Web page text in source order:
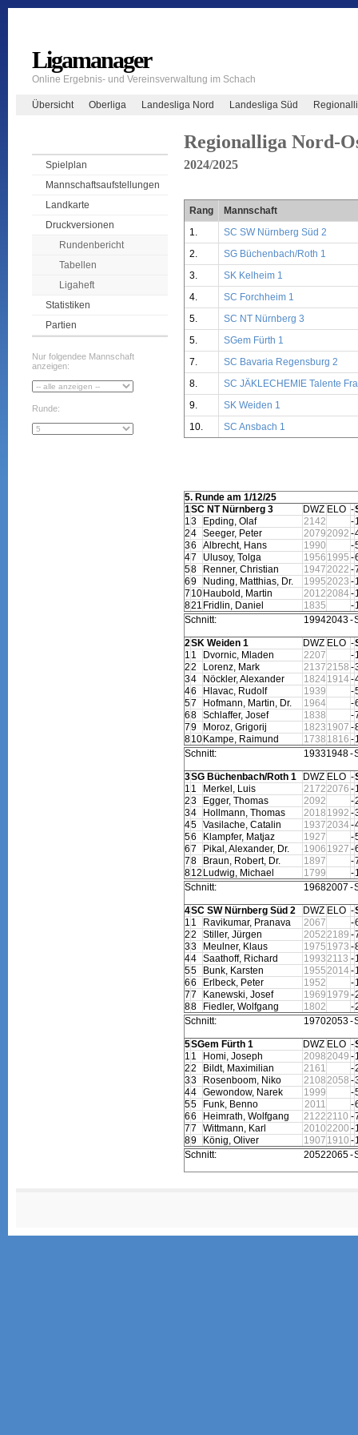
Ligamanager
Online Ergebnis- und Vereinsverwaltung im Schach
Übersicht Oberliga Landesliga Nord Landesliga Süd
Spielplan
Mannschaftsaufstellungen
Landkarte
Druckversionen
Rundenbericht
Tabellen
Ligaheft
Statistiken
Partien
Nur folgendee Mannschaft
anzeigen:
Runde:
Regionalliga Nord-
2024/2025
Rang
Mannschaft
1.
SC SW Nürnberg Süd 2
2.
SG Büchenbach/Roth 1
3.
SK Kelheim 1
4.
SC Forchheim 1
5.
SC NT Nürnberg 3
5.
SGem Fürth 1
7.
SC Bavaria Regensburg 2
8.
SC JÄKLECHEMIE Talente
9.
SK Weiden 1
10.
SC Ansbach 1
5. Runde am 1/12/25
1SC NT Nürnberg 3 DWZ ELO -
1 3 Epding, Olaf 2142 -
24 Seeger, Peter 2079 2092 -
36 Albrecht, Hans 1990 -
47 Ulusoy, Tolga 1956 1995 -
58 Renner, Christian 1947 2022 -
69 Nuding, Matthias, Dr. 1995 2023 -
7 10Haubold, Martin 2012 2084-
821 Fridlin, Daniel 1835 -
Schnitt:
19942043-
2SK Weiden 1 DWZ ELO -
1 1 Dvornic, Mladen 2207 -
22 Lorenz, Mark 2137 2158 -
34 Nöckler, Alexander 18241914-
46 Hlavac, Rudolf 1939 -
57 Hofmann, Martin, Dr. 1964 -
68 Schlaffer, Josef 1838 -
79 Moroz, Grigorij 1823 1907 -
810Kampe, Raimund 1738 1816 -
Schnitt:
19331948-
3SG Büchenbach/Roth 1 DWZ ELO -
1 1 Merkel, Luis 2172 2076 -
23 Egger, Thomas 2092 -
34 Hollmann, Thomas 2018 1992 -
45 Vasilache, Catalin 1937 2034-
56 Klampfer, Matjaz 1927 -
67 Pikal, Alexander, Dr. 1906 1927 -
78 Braun, Robert, Dr. 1897 -
812 Ludwig, Michael 1799 -
Schnitt:
19682007 -
4SC SW Nürnberg Süd 2 DWZ ELO -
1 1 Ravikumar, Pranava 2067 -
22 Stiller, Jürgen 2052 2189 -
33 Meulner, Klaus 1975 1973 -
44 Saathoff, Richard 1993 2113 -
55 Bunk, Karsten 1955 2014-
66 Erlbeck, Peter 1952 -
77 Kanewski, Josef 1969 1979 -
88 Fiedler, Wolfgang 1802 -
Schnitt:
19702053-
5SGem Fürth 1 DWZ ELO -
1 1 Homi, Joseph 2098 2049 -
22 Bildt, Maximilian 2161 -
33 Rosenboom, Niko 2108 2058 -
44 Gewondow, Narek 1999 -
55 Funk, Benno 2011 -
66 Heimrath, Wolfgang 2122 2110 -
77 Wittmann, Karl 2010 2200 -
89 König, Oliver 1907 1910 -
Schnitt:
20522065-